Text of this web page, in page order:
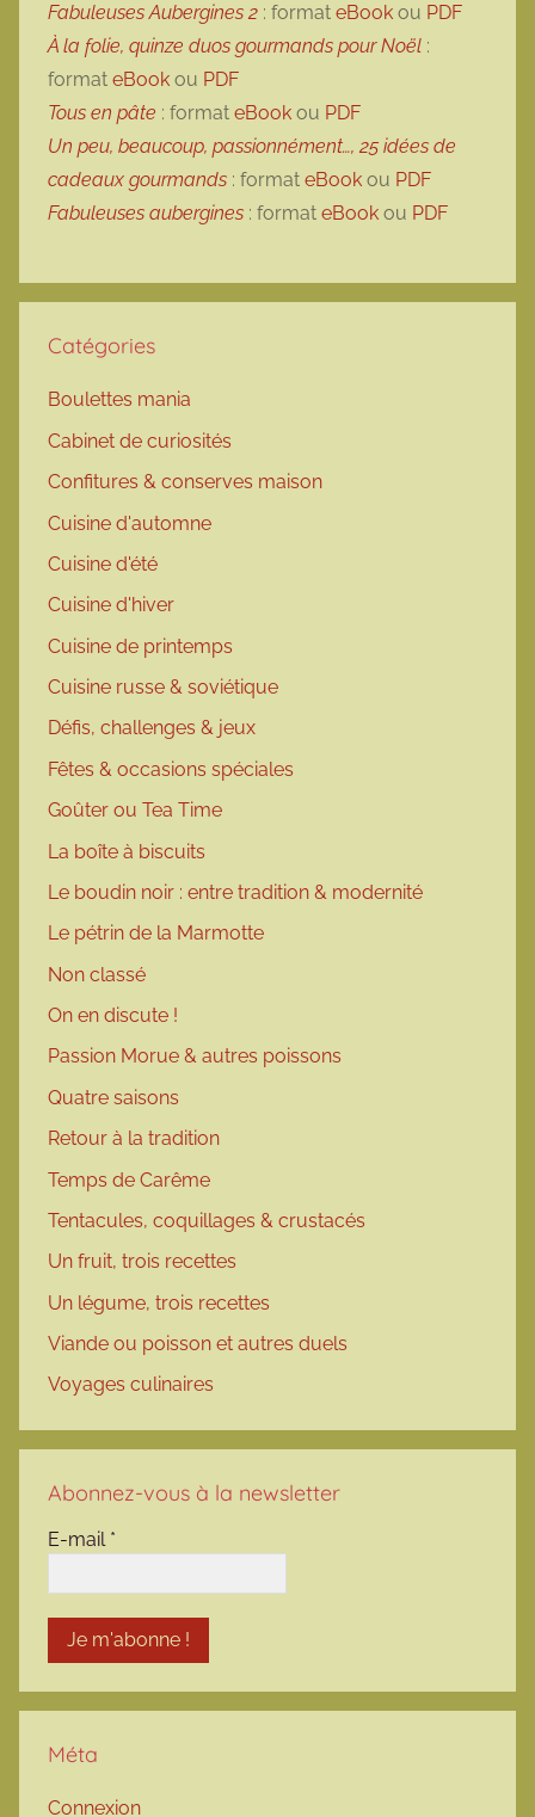
Fabuleuses Aubergines 2 : format eBook ou PDF
À la folie, quinze duos gourmands pour Noël :
format eBook ou PDF
Tous en pâte : format eBook ou PDF
Un peu, beaucoup, passionnément…, 25 idées de
cadeaux gourmands : format eBook ou PDF
Fabuleuses aubergines : format eBook ou PDF
Catégories
Boulettes mania
Cabinet de curiosités
Confitures & conserves maison
Cuisine d'automne
Cuisine d'été
Cuisine d'hiver
Cuisine de printemps
Cuisine russe & soviétique
Défis, challenges & jeux
Fêtes & occasions spéciales
Goûter ou Tea Time
La boîte à biscuits
Le boudin noir : entre tradition & modernité
Le pétrin de la Marmotte
Non classé
On en discute !
Passion Morue & autres poissons
Quatre saisons
Retour à la tradition
Temps de Carême
Tentacules, coquillages & crustacés
Un fruit, trois recettes
Un légume, trois recettes
Viande ou poisson et autres duels
Voyages culinaires
Abonnez-vous à la newsletter
E-mail *
Méta
Connexion